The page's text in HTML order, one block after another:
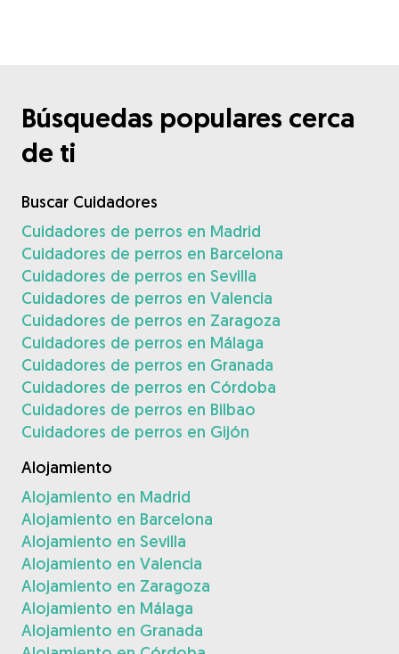
Búsquedas populares cerca
de ti
Buscar Cuidadores
Cuidadores de perros en Madrid
Cuidadores de perros en Barcelona
Cuidadores de perros en Sevilla
Cuidadores de perros en Valencia
Cuidadores de perros en Zaragoza
Cuidadores de perros en Málaga
Cuidadores de perros en Granada
Cuidadores de perros en Córdoba
Cuidadores de perros en Bilbao
Cuidadores de perros en Gijón
Alojamiento
Alojamiento en Madrid
Alojamiento en Barcelona
Alojamiento en Sevilla
Alojamiento en Valencia
Alojamiento en Zaragoza
Alojamiento en Málaga
Alojamiento en Granada